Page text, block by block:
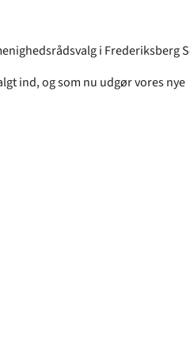
i Frederiksberg
ind, og som nu udgør vores nye